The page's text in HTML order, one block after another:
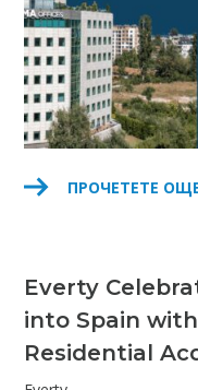
ПРОЧЕТЕТЕ
Everty
into Spain
Residential